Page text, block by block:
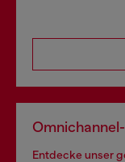
Entdecke unser